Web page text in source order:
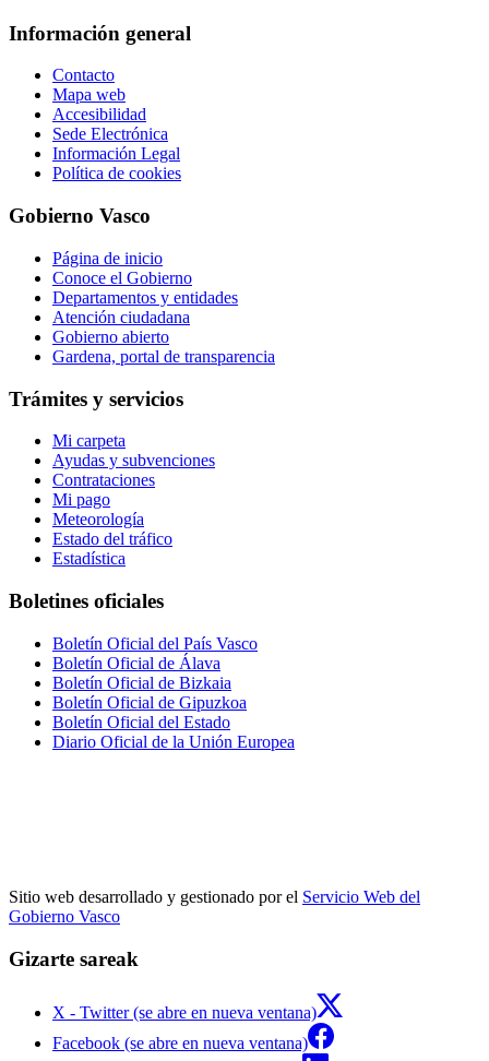
Información general
Contacto
Mapa web
Accesibilidad
Sede Electrónica
Información Legal
Política de cookies
Gobierno Vasco
Página de inicio
Conoce el Gobierno
Departamentos y entidades
Atención ciudadana
Gobierno abierto
Gardena, portal de transparencia
Trámites y servicios
Mi carpeta
Ayudas y subvenciones
Contrataciones
Mi pago
Meteorología
Estado del tráfico
Estadística
Boletines oficiales
Boletín Oficial del País Vasco
Boletín Oficial de Álava
Boletín Oficial de Bizkaia
Boletín Oficial de Gipuzkoa
Boletín Oficial del Estado
Diario Oficial de la Unión Europea
Sitio web desarrollado y gestionado por el Servicio Web del
Gobierno Vasco
Gizarte sareak
X - Twitter (se abre en nueva ventana)
Facebook (se abre en nueva ventana)